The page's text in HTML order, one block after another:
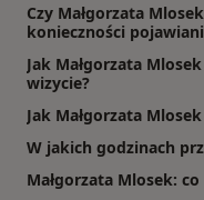
Czy Małgorzata
konieczności
Jak Małgorzata
wizycie?
Jak Małgorzata
W jakich godzinach
Małgorzata Mlosek: